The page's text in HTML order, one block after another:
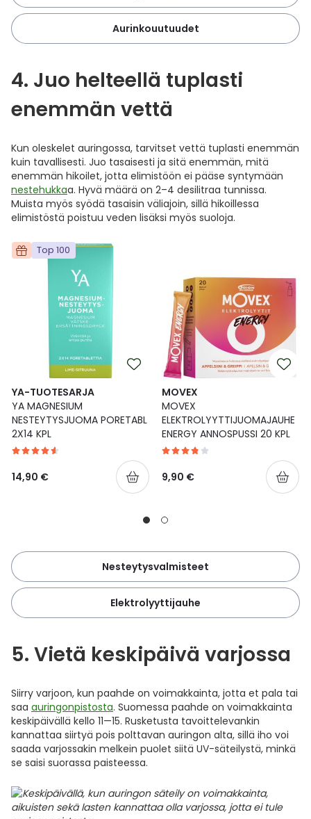
Aurinkouutuudet
4. Juo helteellä tuplasti
enemmän vettä
Kun oleskelet auringossa, tarvitset vettä tuplasti enemmän
kuin tavallisesti. Juo tasaisesti ja sitä enemmän, mitä
enemmän hikoilet, jotta elimistöön ei pääse syntymään
nestehukkaa. Hyvä määrä on 2–4 desilitraa tunnissa.
Muista myös syödä tasaisin väliajoin, sillä hikoillessa
elimistöstä poistuu veden lisäksi myös suoloja.
Top 100
YA-TUOTESARJA
YA MAGNESIUM
NESTEYTYSJUOMA PORETABL
2X14 KPL
14,90 €
MOVEX
MOVEX
ELEKTROLYYTTIJUOMAJAUHE
ENERGY ANNOSPUSSI 20 KPL
9,90 €
Nesteytysvalmisteet
Elektrolyyttijauhe
5. Vietä keskipäivä varjossa
Siirry varjoon, kun paahde on voimakkainta, jotta et pala tai
saa auringonpistosta. Suomessa paahde on voimakkainta
keskipäivällä kello 11—15. Rusketusta tavoittelevankin
kannattaa siirtyä pois polttavan auringon alta, sillä iho voi
saada varjossakin melkein puolet siitä UV-säteilystä, minkä
se saisi suorassa paisteessa.